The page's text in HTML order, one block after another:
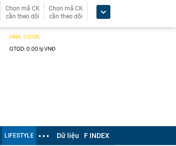
Chọn mã CK
cần theo dõi
Chọn mã CK
cần theo dõi
LIFESTYLE Dữ liệu F INDEX